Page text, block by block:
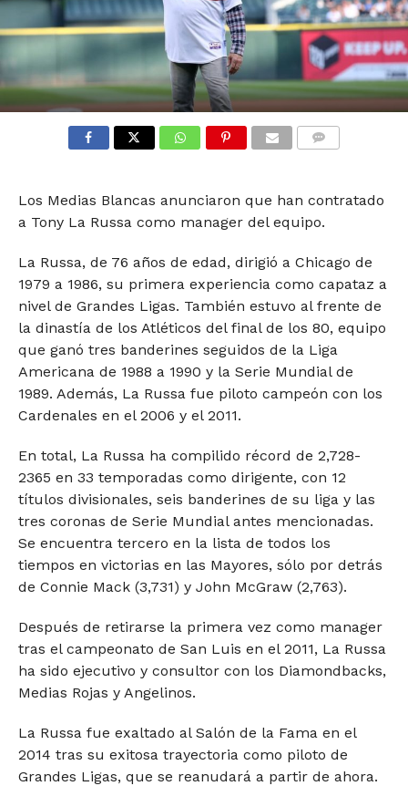
Los Medias Blancas anunciaron que han contratado
a Tony La Russa como manager del equipo.
La Russa, de 76 años de edad, dirigió a Chicago de
1979 a 1986, su primera experiencia como capataz a
nivel de Grandes Ligas. También estuvo al frente de
la dinastía de los Atléticos del final de los 80, equipo
que ganó tres banderines seguidos de la Liga
Americana de 1988 a 1990 y la Serie Mundial de
1989. Además, La Russa fue piloto campeón con los
Cardenales en el 2006 y el 2011.
En total, La Russa ha compilido récord de 2,728-
2365 en 33 temporadas como dirigente, con 12
títulos divisionales, seis banderines de su liga y las
tres coronas de Serie Mundial antes mencionadas.
Se encuentra tercero en la lista de todos los
tiempos en victorias en las Mayores, sólo por detrás
de Connie Mack (3,731) y John McGraw (2,763).
Después de retirarse la primera vez como manager
tras el campeonato de San Luis en el 2011, La Russa
ha sido ejecutivo y consultor con los Diamondbacks,
Medias Rojas y Angelinos.
La Russa fue exaltado al Salón de la Fama en el
2014 tras su exitosa trayectoria como piloto de
Grandes Ligas, que se reanudará a partir de ahora.